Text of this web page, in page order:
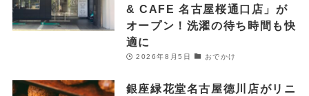
& CAFE 名古屋桜通口店」が
オープン！洗濯の待ち時間も快
適に
2026年8月5日 おでかけ
銀座緑花堂名古屋徳川店がリニ